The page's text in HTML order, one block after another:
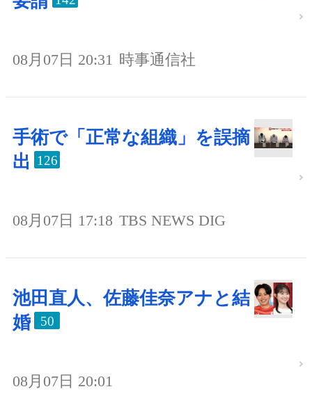
08月07日 20:31 時事通信社
手術で「正常な組織」を誤摘
出
126
08月07日 17:18 TBS NEWS DIG
池田直人、佐藤佳奈アナと結
婚
50
08月07日 20:01